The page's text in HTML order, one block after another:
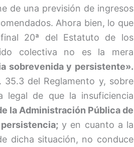
de una previsión de ingresos
Ahora bien, lo que
20ª del Estatuto de los
colectiva no es la mera
sobrevenida y persistente».
del Reglamento y, sobre
legal de que la insuficiencia
la Administración Pública de
y en cuanto a la
dicha situación, no conduce